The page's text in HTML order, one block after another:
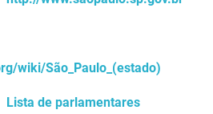
wiki/São_Paulo_(estado)
Lista de parlamentares